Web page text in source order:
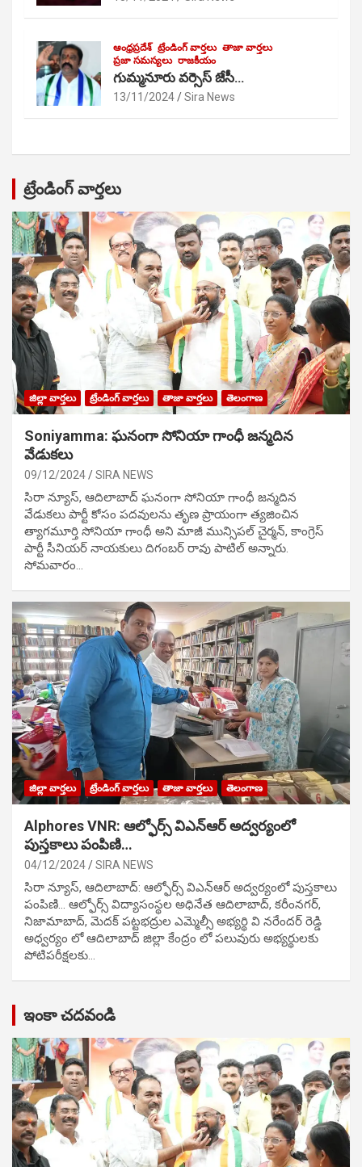
ఆంధ్రప్రదేశ్ ట్రేండింగ్ వార్తలు తాజా వార్తలు
ప్రజా సమస్యలు రాజకీయం
గుమ్మనూరు వర్సెస్ జేసీ…
13/11/2024 Sira News
ట్రేండింగ్ వార్తలు
జిల్లా వార్తలు ట్రేండింగ్ వార్తలు తాజా వార్తలు తెలంగాణ
Soniyamma: ఘ‌నంగా సోనియా గాంధీ జ‌న్మ‌దిన
వేడుక‌లు
09/12/2024 SIRA NEWS
సిరా న్యూస్, ఆదిలాబాద్ ఘ‌నంగా సోనియా గాంధీ జ‌న్మ‌దిన
వేడుక‌లు పార్టీ కోసం ప‌ద‌వుల‌ను తృణ ప్రాయంగా త్య‌జించిన
త్యాగమూర్తి సోనియా గాంధీ అని మాజీ మున్సిప‌ల్ చైర్మ‌న్, కాంగ్రెస్
పార్టీ సీనియ‌ర్ నాయ‌కులు దిగంబ‌ర్ రావు పాటిల్ అన్నారు.
సోమవారం…
జిల్లా వార్తలు ట్రేండింగ్ వార్తలు తాజా వార్తలు తెలంగాణ
Alphores VNR: ఆల్ఫోర్స్ విఎన్ఆర్ అద్వర్యంలో
పుస్తకాలు పంపిణి…
04/12/2024 SIRA NEWS
సిరా న్యూస్, ఆదిలాబాద్: ఆల్ఫోర్స్ విఎన్ఆర్ అద్వర్యంలో పుస్తకాలు
పంపిణి… ఆల్ఫోర్స్ విద్యాసంస్థల అధినేత ఆదిలాబాద్, కరీంనగర్,
నిజామాబాద్, మెదక్ పట్టభద్రుల ఎమ్మెల్సీ అభ్యర్థి వి నరేందర్ రెడ్డి
అధ్వర్యం లో ఆదిలాబాద్ జిల్లా కేంద్రం లో పలువురు అభ్యర్థులకు
పోటిప‌రీక్ష‌ల‌కు…
ఇంకా చదవండి